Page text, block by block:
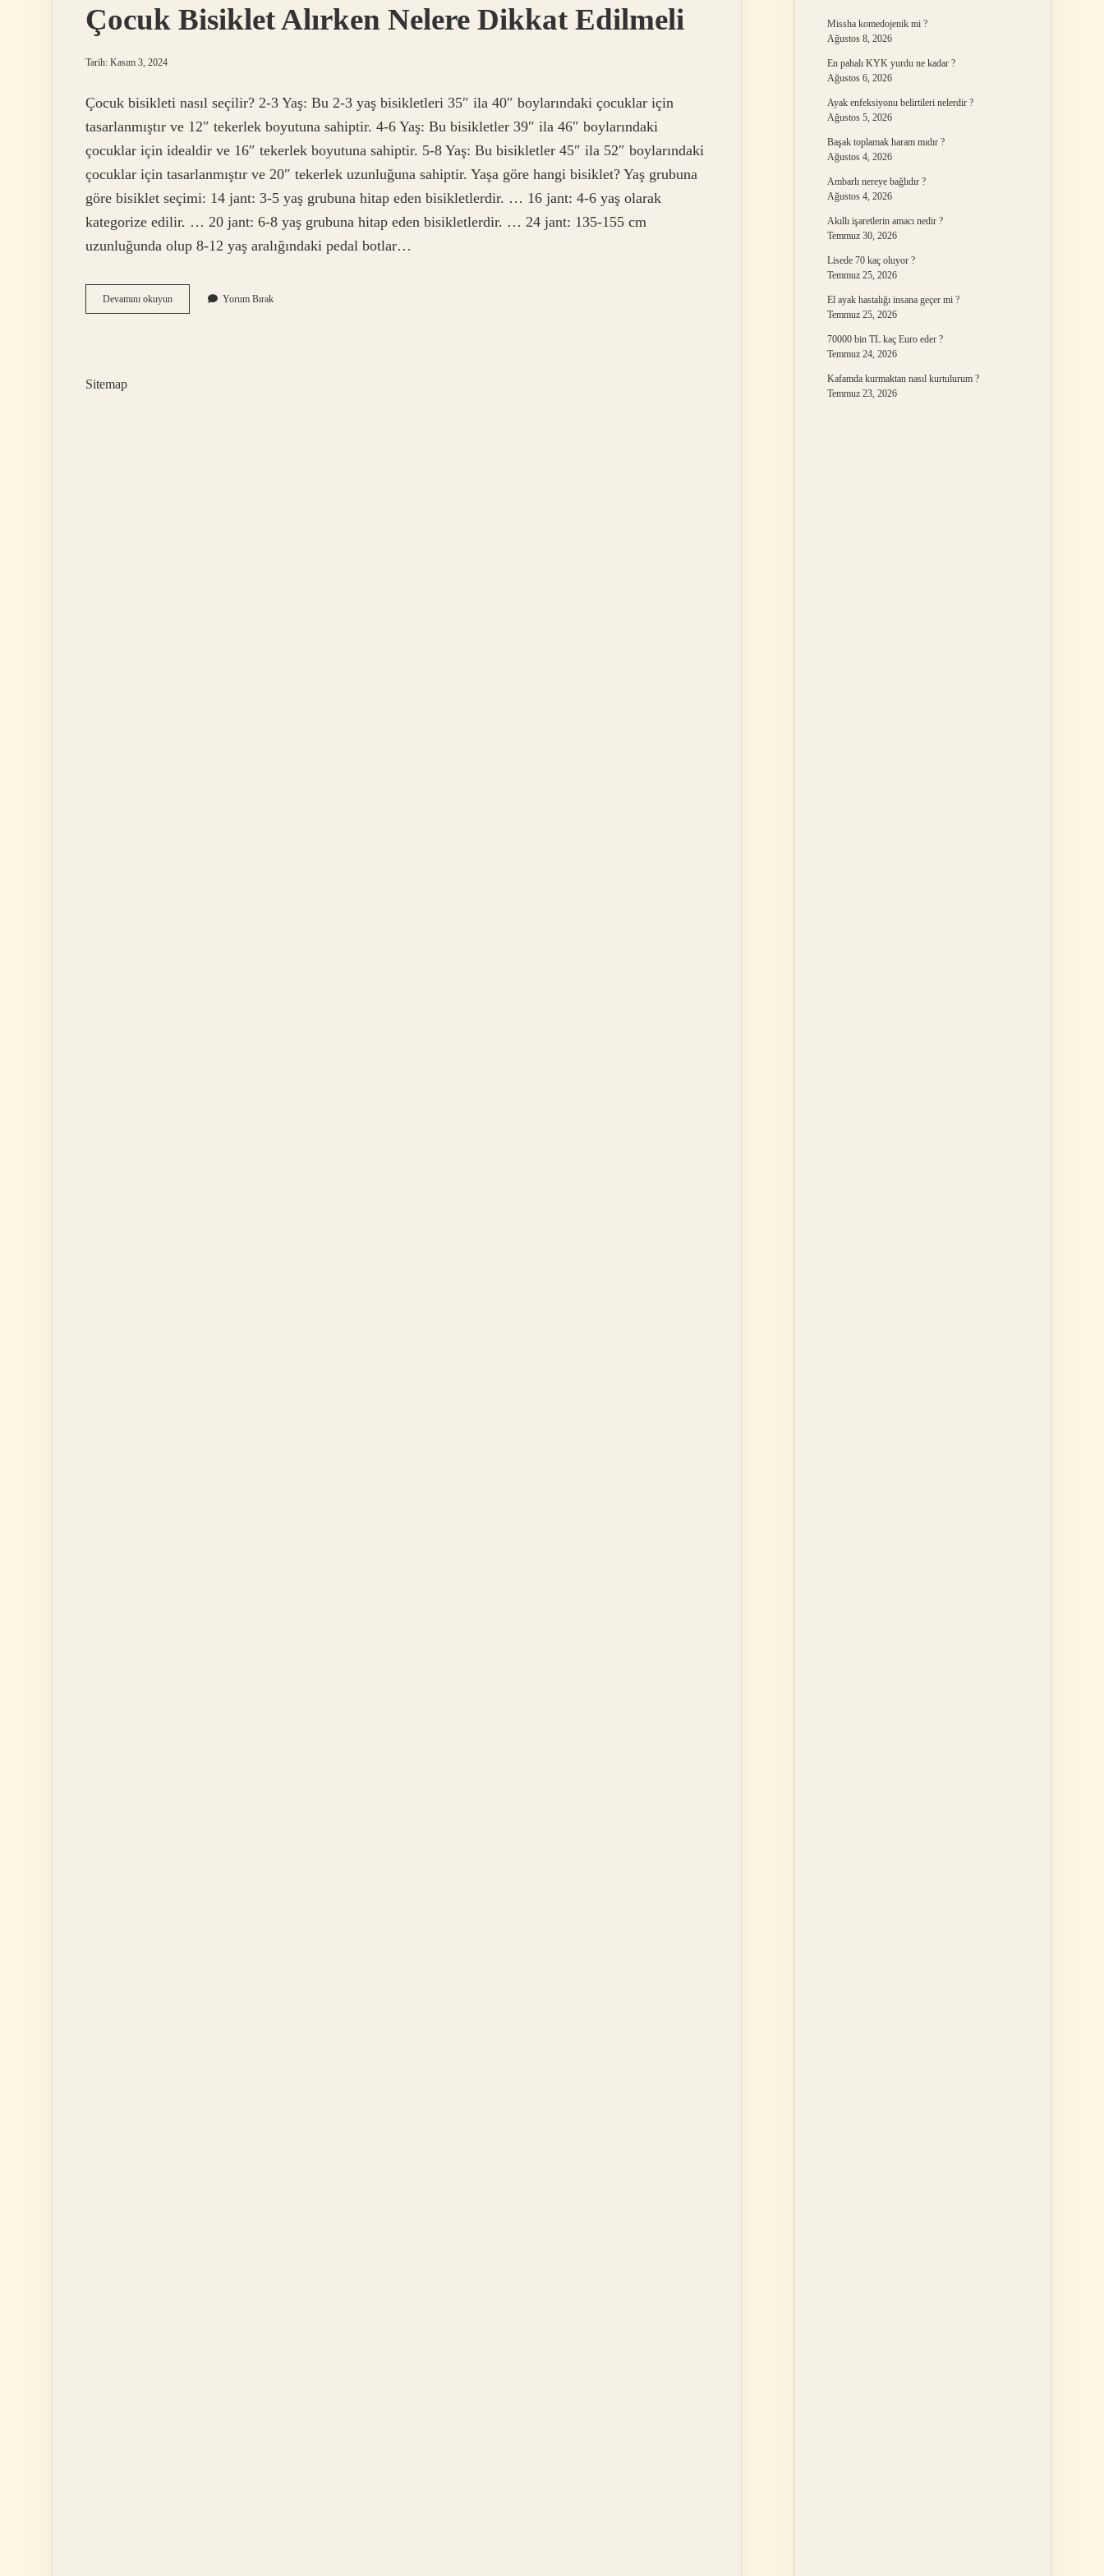
Çocuk Bisiklet Alırken Nelere Dikkat Edilmeli
Tarih: Kasım 3, 2024
Çocuk bisikleti nasıl seçilir? 2-3 Yaş: Bu 2-3 yaş bisikletleri 35″ ila 40″ boylarındaki çocuklar için
tasarlanmıştır ve 12″ tekerlek boyutuna sahiptir. 4-6 Yaş: Bu bisikletler 39″ ila 46″ boylarındaki
çocuklar için idealdir ve 16″ tekerlek boyutuna sahiptir. 5-8 Yaş: Bu bisikletler 45″ ila 52″ boylarındaki
çocuklar için tasarlanmıştır ve 20″ tekerlek uzunluğuna sahiptir. Yaşa göre hangi bisiklet? Yaş grubuna
göre bisiklet seçimi: 14 jant: 3-5 yaş grubuna hitap eden bisikletlerdir. … 16 jant: 4-6 yaş olarak
kategorize edilir. … 20 jant: 6-8 yaş grubuna hitap eden bisikletlerdir. … 24 jant: 135-155 cm
uzunluğunda olup 8-12 yaş aralığındaki pedal botlar…
Devamını okuyunÇocuk
Bisiklet
Yorum Bırak
Sitemap
Missha komedojenik mi ?
Ağustos 8, 2026
En pahalı KYK yurdu ne kadar ?
Ağustos 6, 2026
Ayak enfeksiyonu belirtileri nelerdir ?
Ağustos 5, 2026
Başak toplamak haram mıdır ?
Ağustos 4, 2026
Ambarlı nereye bağlıdır ?
Ağustos 4, 2026
Akıllı işaretlerin amacı nedir ?
Temmuz 30, 2026
Lisede 70 kaç oluyor ?
Temmuz 25, 2026
El ayak hastalığı insana geçer mi ?
Temmuz 25, 2026
70000 bin TL kaç Euro eder ?
Temmuz 24, 2026
Kafamda kurmaktan nasıl kurtulurum ?
Temmuz 23, 2026